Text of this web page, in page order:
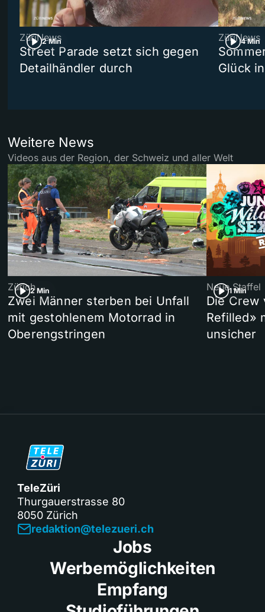
2 Min
ZüriNews
Street Parade setzt sich gegen
Detailhändler durch
4 Min
ZüriNews
Glück
Weitere News
Videos aus der Region, der Schweiz und aller Welt
2 Min
Zürich
Zwei Männer sterben bei Unfall
mit gestohlenem Motorrad in
Oberengstringen
1 Min
Neue Staffel
Die Crew
Refilled»
unsicher
TeleZüri
Thurgauerstrasse 80
8050 Zürich
redaktion@telezueri.ch
Jobs
Werbemöglichkeiten
Empfang